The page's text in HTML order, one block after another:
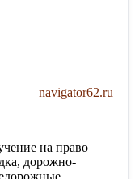
navigator62.ru
на право
дорожно-